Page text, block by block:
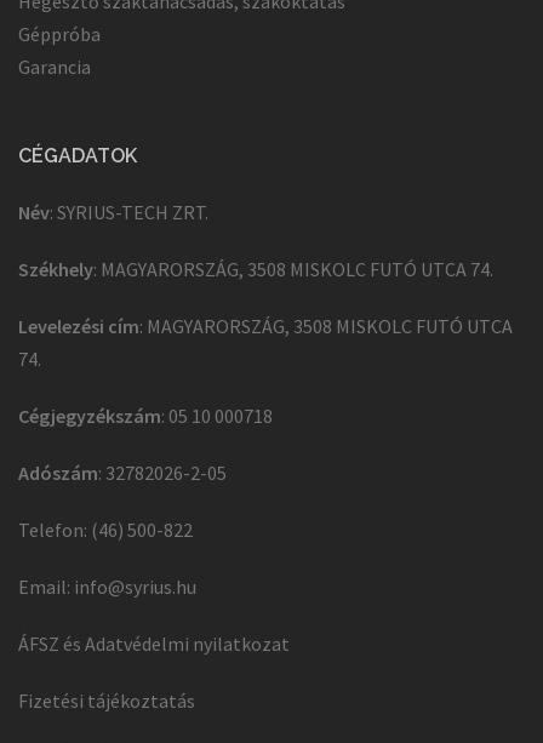
Géppróba
Garancia
CÉGADATOK
Név: SYRIUS-TECH ZRT.
Székhely: MAGYARORSZÁG, 3508 MISKOLC FUTÓ UTCA 74.
Levelezési cím: MAGYARORSZÁG, 3508 MISKOLC FUTÓ UTCA
74.
Cégjegyzékszám: 05 10 000718
Adószám: 32782026-2-05
Telefon: (46) 500-822
Email: info@syrius.hu
ÁFSZ és Adatvédelmi nyilatkozat
Fizetési tájékoztatás